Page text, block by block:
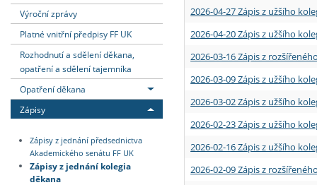
Absolventi fakulty
Vyjíždějící zaměstnanci
Výroční zprávy
Platné vnitřní předpisy FF UK
Rozhodnutí a sdělení děkana,
opatření a sdělení tajemníka
Opatření děkana
Zápisy
Zápisy z jednání předsednictva
Akademického senátu FF UK
Zápisy z jednání kolegia
děkana
2026-04-27 Zápis z užšího
2026-04-20 Zápis z užšího
2026-03-16 Zápis z
2026-03-09 Zápis z užšího
2026-03-02 Zápis z užšího
2026-02-23 Zápis z užšího
2026-02-16 Zápis z užšího
2026-02-09 Zápis z